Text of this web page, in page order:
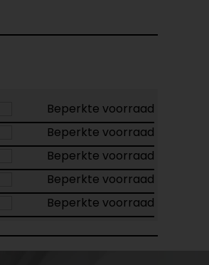
Beperkte voorraad
Beperkte voorraad
Beperkte voorraad
Beperkte voorraad
Beperkte voorraad